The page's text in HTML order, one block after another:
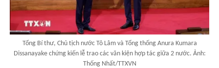
Tổng Bí thư, Chủ tịch nước Tô Lâm và Tổng thống Anura Kumara
Dissanayake chứng kiến lễ trao các văn kiện hợp tác giữa 2 nước. Ảnh:
Thống Nhất/TTXVN